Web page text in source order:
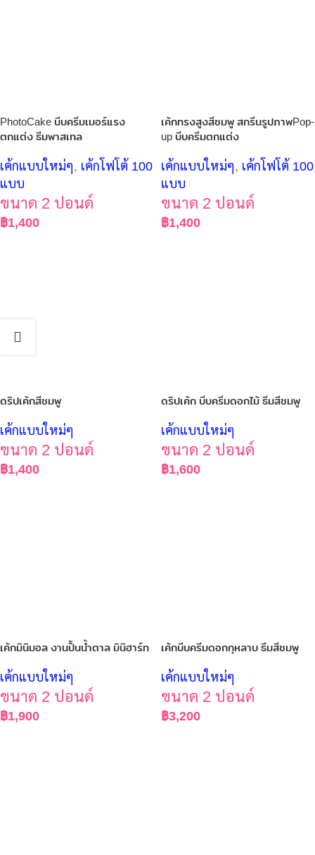
PhotoCake บีบครีมเมอร์แรง
ตกแต่ง ธีมพาสเทล
เค้กแบบใหม่ๆ, เค้กโฟโต้ 100
แบบ
ขนาด 2 ปอนด์
฿1,400
เค้กทรงสูงสีชมพู สกรีนรูปภาพPop-
up บีบครีมตกแต่ง
เค้กแบบใหม่ๆ, เค้กโฟโต้ 100
แบบ
ขนาด 2 ปอนด์
฿1,400
ดริปเค้กสีชมพู
เค้กแบบใหม่ๆ
ขนาด 2 ปอนด์
฿1,400
ดริปเค้ก บีบครีมดอกไม้ ธีมสีชมพู
เค้กแบบใหม่ๆ
ขนาด 2 ปอนด์
฿1,600
เค้กมินิมอล งานปั้นน้ำตาล มินิฮาร์ท
เค้กแบบใหม่ๆ
ขนาด 2 ปอนด์
฿1,900
เค้กบีบครีมดอกกุหลาบ ธีมสีชมพู
เค้กแบบใหม่ๆ
ขนาด 2 ปอนด์
฿3,200